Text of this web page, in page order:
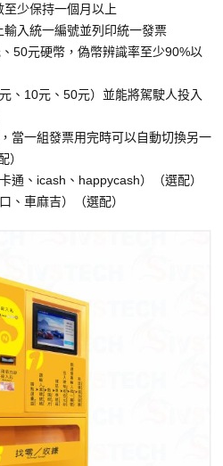
少保持一個月以上
入統一編號並列印統一發票
50元硬幣，偽幣辨識率至少90%以
、10元、50元）並能將駕駛人投入
當一組發票用完時可以自動切換另一
）
通、icash、happycash）（選配）
、車麻吉）（選配）